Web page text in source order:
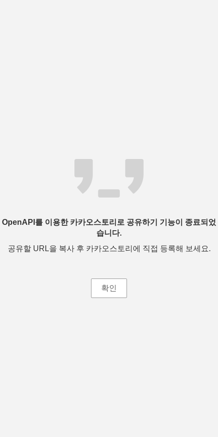
OpenAPI를 이용한 카카오스토리로 공유하기 기능이 종료되었
습니다.
공유할 URL을 복사 후 카카오스토리에 직접 등록해 보세요.
확인